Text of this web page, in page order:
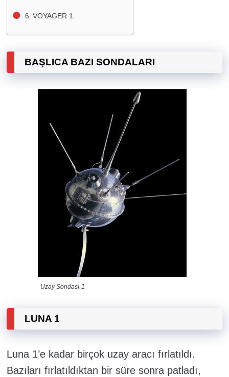
VOYAGER 1
BAŞLICA BAZI SONDALARI
Uzay Sondası-1
LUNA 1
Luna 1’e kadar birçok uzay aracı fırlatıldı.
Bazıları fırlatıldıktan bir süre sonra patladı,